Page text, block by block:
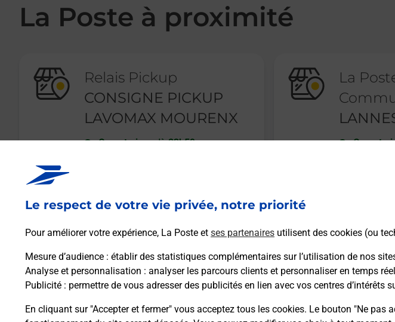
Le respect de votre vie privée, notre priorité
Pour améliorer votre expérience, La Poste et ses partenaires utilisent des cookies (ou
Mesure d’audience : établir des statistiques complémentaires sur l’utilisation de nos
Analyse et personnalisation : analyser les parcours clients et personnaliser en temps
Publicité : permettre de vous adresser des publicités en lien avec vos centres d’intérêts
En cliquant sur "Accepter et fermer" vous acceptez tous les cookies. Le bouton "Ne
La Poste à proximité
Relais Pickup
CONSIGNE PICKUP
LAVOMAX MOURENX
Ouvert-jusqu'à 23h59
En savoir plus
La
Ouvert-